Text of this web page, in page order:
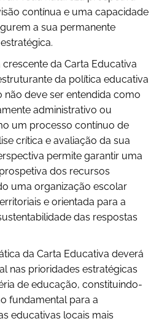
contínua e uma capacidade
a sua permanente
da Carta Educativa
da política educativa
não deve ser entendida como
administrativo ou
um processo contínuo de
crítica e avaliação da sua
permite garantir uma
dos recursos
uma organização escolar
e orientada para a
das respostas
da Carta Educativa deverá
nas prioridades estratégicas
de educação, constituindo-
fundamental para a
educativas locais mais